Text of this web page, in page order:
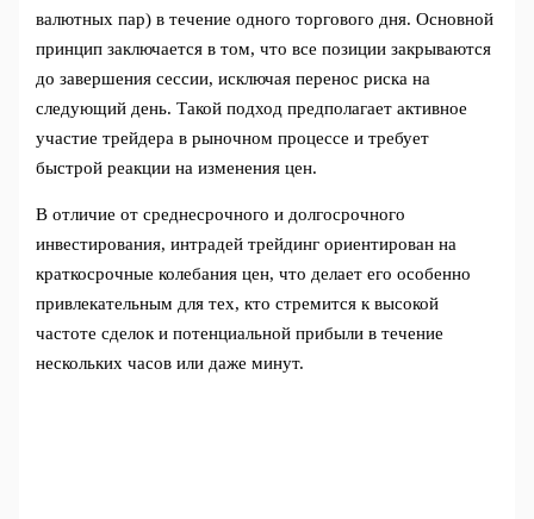
валютных пар) в течение одного торгового дня. Основной
принцип заключается в том, что все позиции закрываются
до завершения сессии, исключая перенос риска на
следующий день. Такой подход предполагает активное
участие трейдера в рыночном процессе и требует
быстрой реакции на изменения цен.
В отличие от среднесрочного и долгосрочного
инвестирования, интрадей трейдинг ориентирован на
краткосрочные колебания цен, что делает его особенно
привлекательным для тех, кто стремится к высокой
частоте сделок и потенциальной прибыли в течение
нескольких часов или даже минут.